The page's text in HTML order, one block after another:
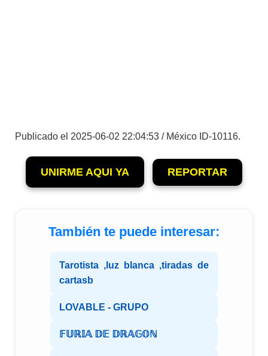
Publicado el 2025-06-02 22:04:53 / México ID-10116.
UNIRME AQUI YA REPORTAR
También te puede interesar:
Tarotista ,luz blanca ,tiradas de
cartasb
LOVABLE - GRUPO
𝔽𝕌ℝ𝕀𝔸 𝔻𝔼 𝔻ℝ𝔸𝔾𝕆ℕ